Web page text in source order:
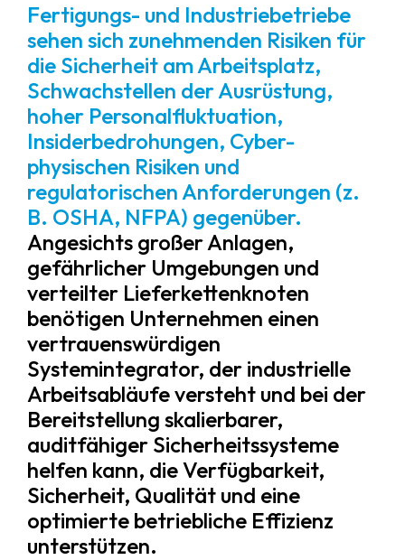
Fertigungs- und Industriebetriebe
sehen sich zunehmenden Risiken für
die Sicherheit am Arbeitsplatz,
Schwachstellen der Ausrüstung,
hoher Personalfluktuation,
Insiderbedrohungen, Cyber-
physischen Risiken und
regulatorischen Anforderungen (z.
B. OSHA, NFPA) gegenüber.
Angesichts großer Anlagen,
gefährlicher Umgebungen und
verteilter Lieferkettenknoten
benötigen Unternehmen einen
vertrauenswürdigen
Systemintegrator, der industrielle
Arbeitsabläufe versteht und bei der
Bereitstellung skalierbarer,
auditfähiger Sicherheitssysteme
helfen kann, die Verfügbarkeit,
Sicherheit, Qualität und eine
optimierte betriebliche Effizienz
unterstützen.